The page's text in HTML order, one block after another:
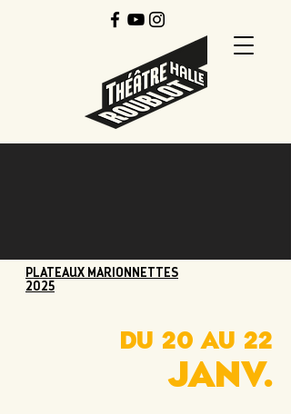
PLATEAUX MARIONNETTES
2025
DU 20 AU 22
JANV.